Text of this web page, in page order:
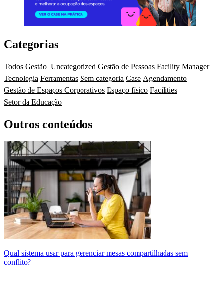
Categorias
Todos Gestão Uncategorized Gestão de Pessoas Facility Manager
Tecnologia Ferramentas Sem categoria Case Agendamento
Gestão de Espaços Corporativos Espaço físico Facilities
Setor da Educação
Outros conteúdos
Qual sistema usar para gerenciar mesas compartilhadas sem
conflito?